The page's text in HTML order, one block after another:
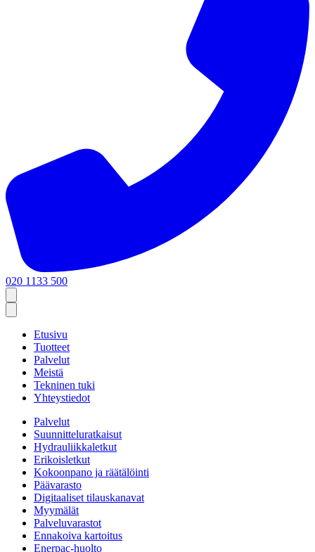
020 1133 500
Etusivu
Tuotteet
Palvelut
Meistä
Tekninen tuki
Yhteystiedot
Palvelut
Suunnitteluratkaisut
Hydrauliikkaletkut
Erikoisletkut
Kokoonpano ja räätälöinti
Päävarasto
Digitaaliset tilauskanavat
Myymälät
Palveluvarastot
Ennakoiva kartoitus
Enerpac-huolto